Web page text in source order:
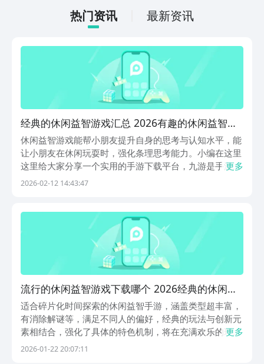
下游戏的主要乐趣吧。
热门资讯 最新资讯
经典的休闲益智游戏汇总 2026有趣的休闲益智游
戏手机版合辑
休闲益智游戏能帮小朋友提升自身的思考与认知水平，能
让小朋友在休闲玩耍时，强化条理思考能力。小编在这里
这里给大家分享一个实用的手游下载平台，九游是手游福
利第一名的APP，归属于阿里巴巴灵犀互娱旗下，平台内
更多
2026-02-12 14:43:47
流行的休闲益智游戏下载哪个 2026经典的休闲益
智游戏手机版排名
适合碎片化时间探索的休闲益智手游，涵盖类型超丰富，
有消除解谜等，满足不同人的偏好，经典的玩法与创新元
素相结合，强化了具体的特色机制，将在充满欢乐的环境
当中完成战斗与探索。休闲益智游戏下载小编推荐的这些
更多
2026-01-22 20:07:11